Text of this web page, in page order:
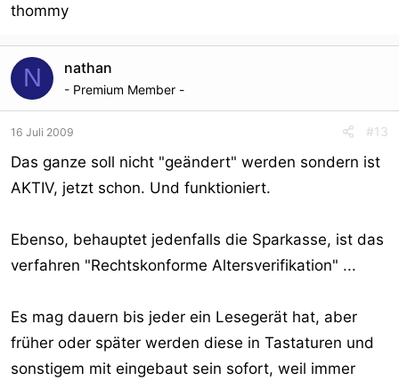
thommy
N nathan
- Premium Member -
16 Juli 2009 #13
Das ganze soll nicht "geändert" werden sondern ist
AKTIV, jetzt schon. Und funktioniert.
Ebenso, behauptet jedenfalls die Sparkasse, ist das
verfahren "Rechtskonforme Altersverifikation" ...
Es mag dauern bis jeder ein Lesegerät hat, aber
früher oder später werden diese in Tastaturen und
sonstigem mit eingebaut sein sofort, weil immer